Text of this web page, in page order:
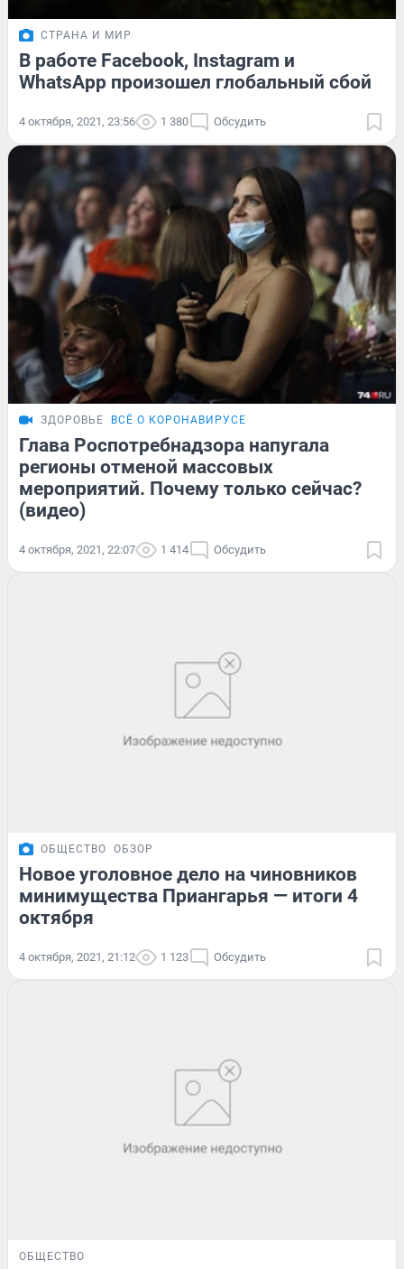
СТРАНА И МИР
В работе Facebook, Instagram и
WhatsApp произошел глобальный сбой
4 октября, 2021, 23:56 1 380 Обсудить
ЗДОРОВЬЕ ВСЁ О КОРОНАВИРУСЕ
Глава Роспотребнадзора напугала
регионы отменой массовых
мероприятий. Почему только сейчас?
(видео)
4 октября, 2021, 22:07 1 414 Обсудить
ОБЩЕСТВО ОБЗОР
Новое уголовное дело на чиновников
минимущества Приангарья — итоги 4
октября
4 октября, 2021, 21:12 1 123 Обсудить
ОБЩЕСТВО